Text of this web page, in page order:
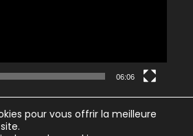
06:06
pour vous offrir la meilleure